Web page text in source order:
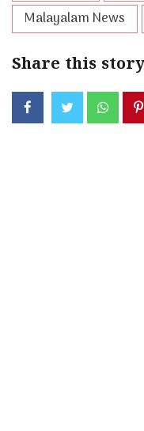
Malayalam News
Share this story